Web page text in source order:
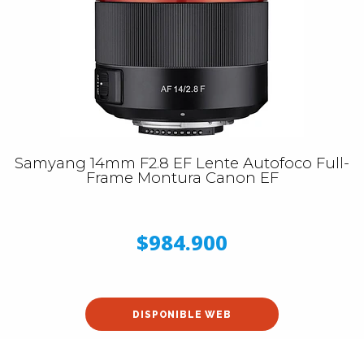
Samyang 14mm F2.8 EF Lente Autofoco Full-
Frame Montura Canon EF
$984.900
DISPONIBLE WEB